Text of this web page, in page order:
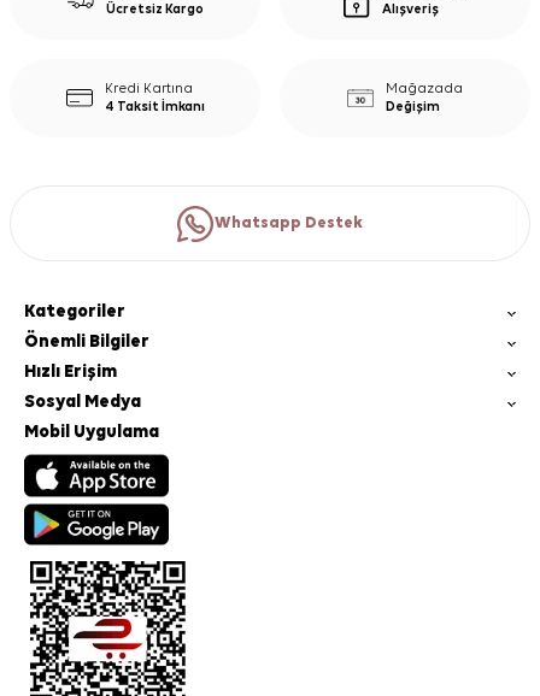
Ücretsiz Kargo
Alışveriş
Kredi Kartına
4 Taksit İmkanı
Mağazada
Değişim
Whatsapp Destek
Kategoriler
Önemli Bilgiler
Hızlı Erişim
Sosyal Medya
Mobil Uygulama